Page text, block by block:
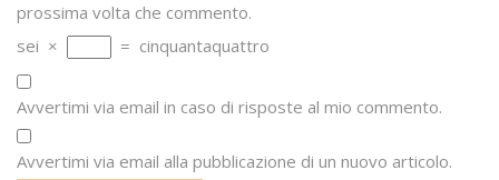
prossima volta che commento.
sei × = cinquantaquattro
Avvertimi via email in caso di risposte al mio commento.
Avvertimi via email alla pubblicazione di un nuovo articolo.